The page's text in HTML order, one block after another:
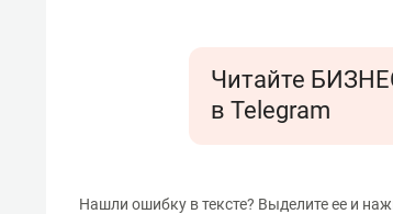
Читайте
в Telegram
Нашли ошибку в тексте? Выделите ее и